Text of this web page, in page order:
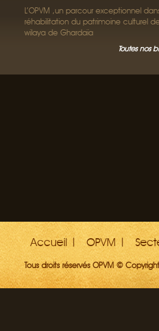
L’OPVM ,un parcour exceptionnel
réhabilitation du patrimoine culturel
wilaya de Ghardaïa
Toutes nos
Accueil OPVM
Tous droits réservés OPVM ©